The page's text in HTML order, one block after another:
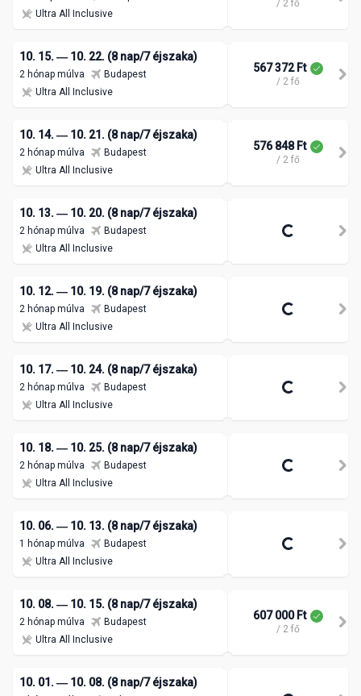
Ultra All Inclusive
/ 2 fő
10. 15. ― 10. 22. (8 nap/7 éjszaka)
2 hónap múlva
Budapest
Ultra All Inclusive
567 372 Ft
/ 2 fő
10. 14. ― 10. 21. (8 nap/7 éjszaka)
2 hónap múlva
Budapest
Ultra All Inclusive
576 848 Ft
/ 2 fő
10. 13. ― 10. 20. (8 nap/7 éjszaka)
2 hónap múlva
Budapest
Ultra All Inclusive
10. 12. ― 10. 19. (8 nap/7 éjszaka)
2 hónap múlva
Budapest
Ultra All Inclusive
10. 17. ― 10. 24. (8 nap/7 éjszaka)
2 hónap múlva
Budapest
Ultra All Inclusive
10. 18. ― 10. 25. (8 nap/7 éjszaka)
2 hónap múlva
Budapest
Ultra All Inclusive
10. 06. ― 10. 13. (8 nap/7 éjszaka)
1 hónap múlva
Budapest
Ultra All Inclusive
10. 08. ― 10. 15. (8 nap/7 éjszaka)
2 hónap múlva
Budapest
Ultra All Inclusive
607 000 Ft
/ 2 fő
10. 01. ― 10. 08. (8 nap/7 éjszaka)